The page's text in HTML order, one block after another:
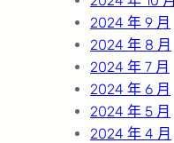
2024 年 9 月
2024 年 8 月
2024 年 7 月
2024 年 6 月
2024 年 5 月
2024 年 4 月